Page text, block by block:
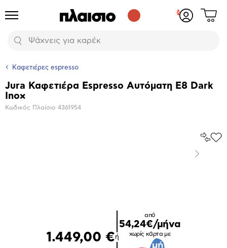
Προϊόντα
Αναζήτηση
Δες
Καφετιέρες espresso
Βασικά
χαρακτηριστικά
Jura Καφετιέρα Espresso Αυτόματη E8 Dark
Inox
Κωδικός Πλαίσιο 4361954
Επόμενο
1.449,00 €ή
από
54,24€/μήνα
χωρίς κάρτα με